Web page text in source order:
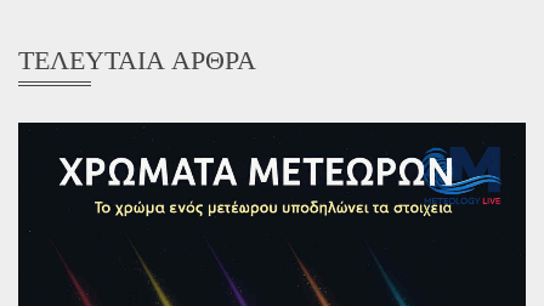
ΤΕΛΕΥΤΑΊΑ ΆΡΘΡΑ